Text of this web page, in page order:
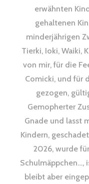
erwähnten
gehaltenen
minderjährigen
Tierki, Ioki, Waiki,
von mir, für die
Comicki, und für
gezogen,
Gemopherter
Gnade und lasst
Kindern,
2026, wurde
Schulmäppchen…,
bleibt aber